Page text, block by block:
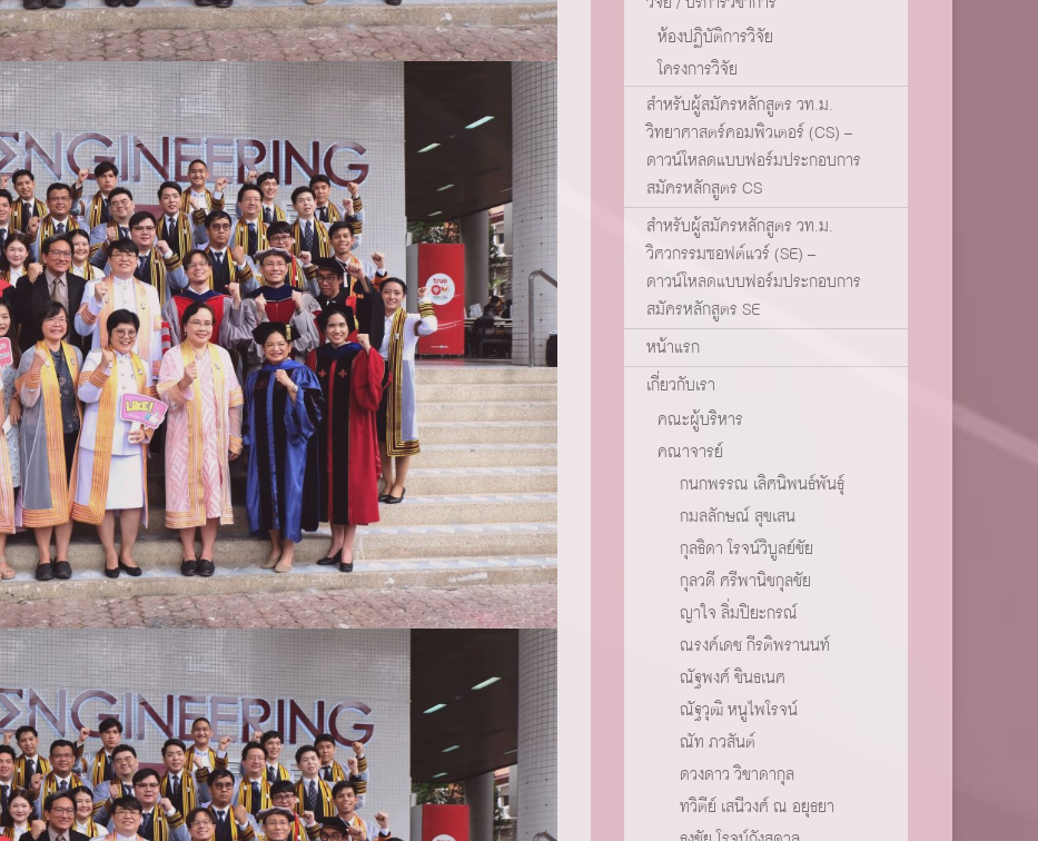
ห้องปฏิบัติการวิจัย
โครงการวิจัย
สำหรับผู้สมัครหลักสูตร วท.ม.
วิทยาศาสตร์คอมพิวเตอร์ (CS) –
ดาวน์โหลดแบบฟอร์มประกอบการ
สมัครหลักสูตร CS
สำหรับผู้สมัครหลักสูตร วท.ม.
วิศวกรรมซอฟต์แวร์ (SE) –
ดาวน์โหลดแบบฟอร์มประกอบการ
สมัครหลักสูตร SE
หน้าแรก
เกี่ยวกับเรา
คณะผู้บริหาร
คณาจารย์
กนกพรรณ เลิศนิพนธ์พันธุ์
กมลลักษณ์ สุขเสน
กุลธิดา โรจน์วิบูลย์ชัย
กุลวดี ศรีพานิชกุลชัย
ญาใจ ลิ่มปิยะกรณ์
ณรงค์เดช กีรติพรานนท์
ณัฐพงศ์ ชินธเนศ
ณัฐวุฒิ หนูไพโรจน์
ณัท ภวสันต์
ดวงดาว วิชาดากุล
ทวิตีย์ เสนีวงศ์ ณ อยุธยา